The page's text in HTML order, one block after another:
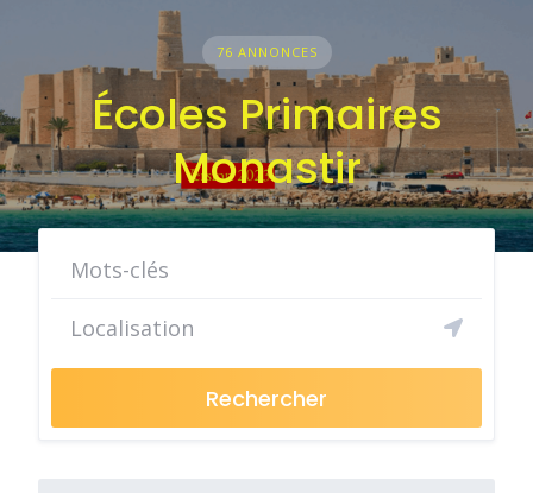
76 ANNONCES
Écoles Primaires
Monastir
Rechercher